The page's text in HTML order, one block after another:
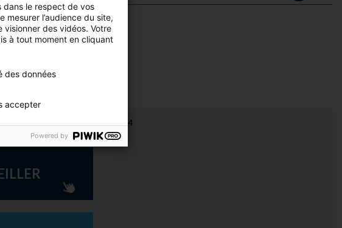
service client au 01 40 54 54
dans le respect de vos
l’audience du site,
des vidéos. Votre
à tout moment en cliquant
des données
accepter
Powered by